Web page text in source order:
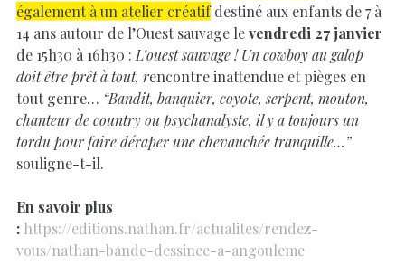
également à un atelier créatifdestiné aux enfants de 7 à
14 ans autour de l’Ouest sauvage levendredi 27 janvier
de 15h30 à 16h30 : L’ouest sauvage ! Un cowboy au galop
doit être prêt à tout, rencontre inattendue et pièges en
tout genre… “Bandit, banquier, coyote, serpent, mouton,
chanteur de country ou psychanalyste, il y a toujours un
tordu pour faire déraper une chevauchée tranquille…”
souligne-t-il.
En savoir plus
: https://editions.nathan.fr/actualites/rendez-
vous/nathan-bande-dessinee-a-angouleme